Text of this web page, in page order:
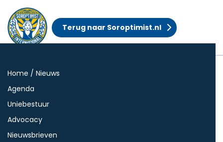
Terug naar Soroptimist.nl
Login
Home / Nieuws
Agenda
Uniebestuur
Advocacy
Nieuwsbrieven